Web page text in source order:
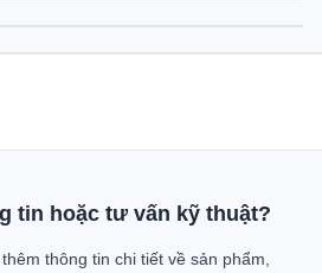
tin hoặc tư vấn kỹ thuật?
thông tin chi tiết về sản phẩm,